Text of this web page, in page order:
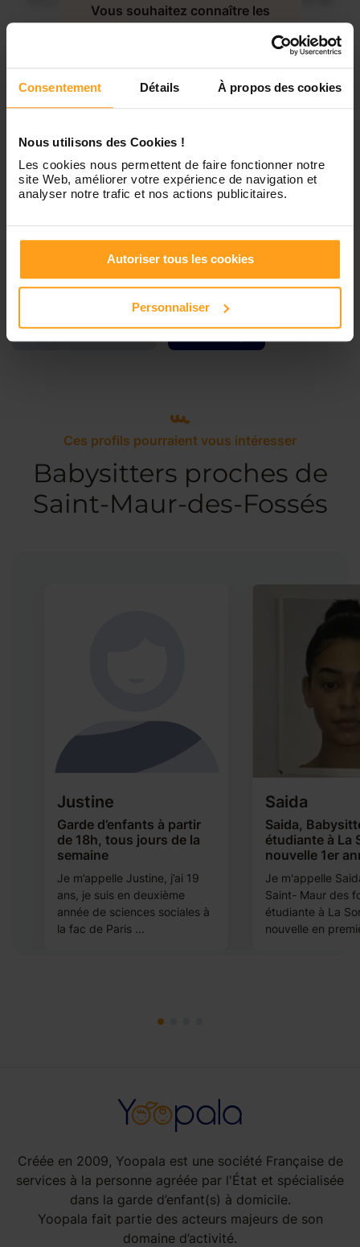
Consentement Détails À propos des cookies
Nous utilisons des Cookies !
Les cookies nous permettent de faire fonctionner notre
site Web, améliorer votre expérience de navigation et
analyser notre trafic et nos actions publicitaires.
Autoriser tous les cookies
Personnaliser
Disponible de 00:00 à 00:00
Dimanche Disponible de 00:00 à 00:00
Vous souhaitez connaître les
Contactez-nous
Services proposés
Garde d’enfants Ménage
Ces profils pourraient vous intéresser
Babysitters proches de
Saint-Maur-des-Fossés
Justine
Garde d’enfants à partir
de 18h, tous jours de la
semaine
Je m’appelle Justine, j’ai 19
ans, je suis en deuxième
année de sciences sociales à
la fac de Paris ...
Saida
Saida,
étudiante à La
nouvelle 1er
Je m'appelle
Saint- Maur des
étudiante à La
nouvelle en
Créée en 2009, Yoopala est une société Française de
services à la personne agréée par l'État et spécialisée
dans la garde d’enfant(s) à domicile.
Yoopala fait partie des acteurs majeurs de son
domaine d’activité.